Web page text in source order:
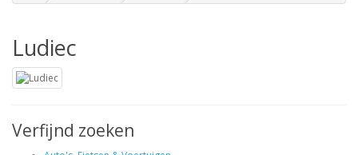
Ludiec
Verfijnd zoeken